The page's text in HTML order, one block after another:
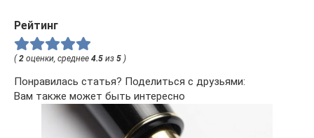
Рейтинг
(2 оценки, среднее 4.5 из 5 )
Понравилась статья? Поделиться с друзьями:
Вам также может быть интересно